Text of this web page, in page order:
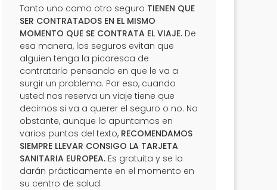
Tanto uno como otro seguro TIENEN QUE
SER CONTRATADOS EN EL MISMO
MOMENTO QUE SE CONTRATA EL VIAJE. De
esa manera, los seguros evitan que
alguien tenga la picaresca de
contratarlo pensando en que le va a
surgir un problema. Por eso, cuando
usted nos reserva un viaje tiene que
decirnos si va a querer el seguro o no. No
obstante, aunque lo apuntamos en
varios puntos del texto, RECOMENDAMOS
SIEMPRE LLEVAR CONSIGO LA TARJETA
SANITARIA EUROPEA. Es gratuita y se la
darán prácticamente en el momento en
su centro de salud.